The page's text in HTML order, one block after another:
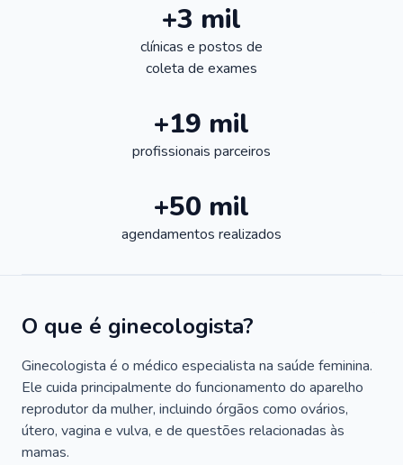
+3 mil
clínicas e postos de
coleta de exames
+19 mil
profissionais parceiros
+50 mil
agendamentos realizados
O que é ginecologista?
Ginecologista é o médico especialista na saúde feminina.
Ele cuida principalmente do funcionamento do aparelho
reprodutor da mulher, incluindo órgãos como ovários,
útero, vagina e vulva, e de questões relacionadas às
mamas.